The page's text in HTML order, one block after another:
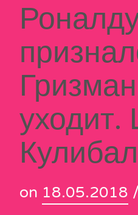
уходит.
on 18.05.2018